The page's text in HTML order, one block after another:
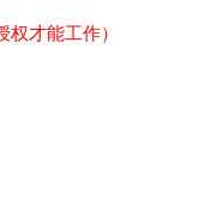
才能工作）